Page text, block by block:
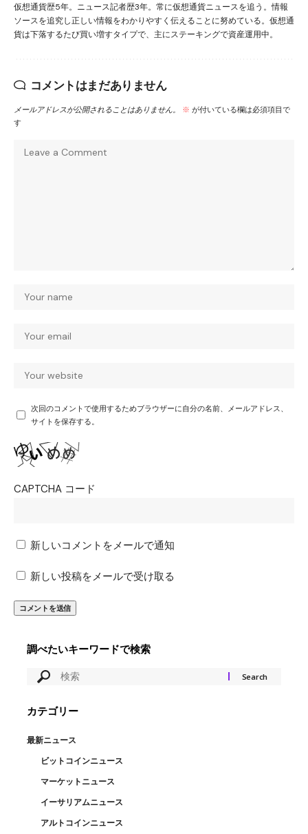
仮想通貨歴5年。ニュース記者歴3年。常に仮想通貨ニュースを追う。情報
ソースを追究し正しい情報をわかりやすく伝えることに努めている。仮想通
貨は下落するたび買い増すタイプで、主にステーキングで資産運用中。
コメントはまだありません
メールアドレスが公開されることはありません。 ※ が付いている欄は必須項目で
す
次回のコメントで使用するためブラウザーに自分の名前、メールアドレス、
サイトを保存する。
CAPTCHA コード
新しいコメントをメールで通知
新しい投稿をメールで受け取る
調べたいキーワードで検索
カテゴリー
最新ニュース
ビットコインニュース
マーケットニュース
イーサリアムニュース
アルトコインニュース